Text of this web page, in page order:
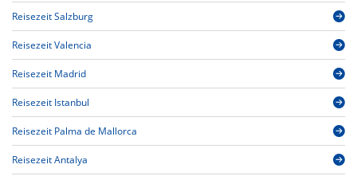
Reisezeit Salzburg
Reisezeit Valencia
Reisezeit Madrid
Reisezeit Istanbul
Reisezeit Palma de Mallorca
Reisezeit Antalya